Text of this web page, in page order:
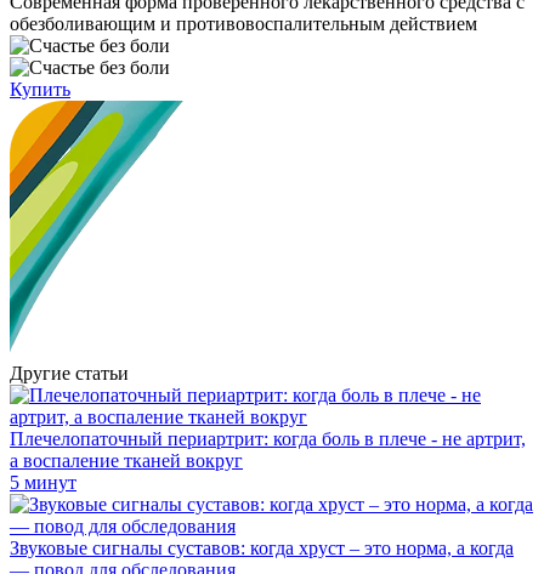
обезболивающим и противовоспалительным действием
Купить
Другие статьи
Плечелопаточный периартрит: когда боль в плече - не артрит,
а воспаление тканей вокруг
5 минут
Звуковые сигналы суставов: когда хруст – это норма, а когда
— повод для обследования